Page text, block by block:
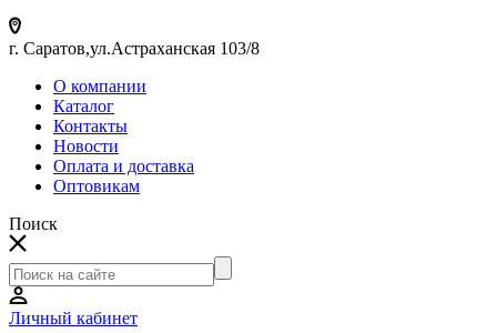
г. Саратов,ул.Астраханская 103/8
О компании
Каталог
Контакты
Новости
Оплата и доставка
Оптовикам
Поиск
Личный кабинет